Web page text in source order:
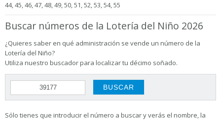
44, 45, 46, 47, 48, 49, 50, 51, 52, 53, 54, 55
Buscar números de la Lotería del Niño 2026
¿Quieres saber en qué administración se vende un número de la
Lotería del Niño?
Utiliza nuestro buscador para localizar tu décimo soñado.
Sólo tienes que introducir el número a buscar y verás el nombre, la